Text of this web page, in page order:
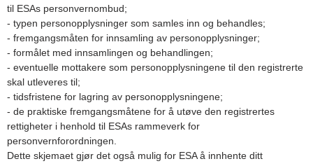
til ESAs personvernombud;
- typen personopplysninger som samles inn og behandles;
- fremgangsmåten for innsamling av personopplysninger;
- formålet med innsamlingen og behandlingen;
- eventuelle mottakere som personopplysningene til den registrerte
skal utleveres til;
- tidsfristene for lagring av personopplysningene;
- de praktiske fremgangsmåtene for å utøve den registrertes
rettigheter i henhold til ESAs rammeverk for
personvernforordningen.
Dette skjemaet gjør det også mulig for ESA å innhente ditt